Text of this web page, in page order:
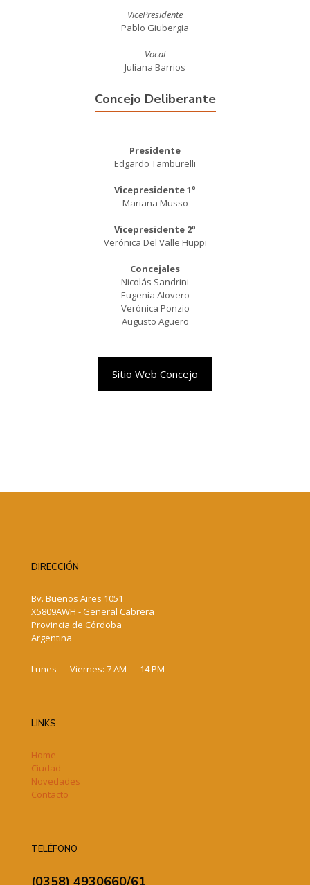
VicePresidente
Pablo Giubergia
Vocal
Juliana Barrios
Concejo Deliberante
Presidente
Edgardo Tamburelli
Vicepresidente 1º
Mariana Musso
Vicepresidente 2º
Verónica Del Valle Huppi
Concejales
Nicolás Sandrini
Eugenia Alovero
Verónica Ponzio
Augusto Aguero
Sitio Web Concejo
DIRECCIÓN
Bv. Buenos Aires 1051
X5809AWH - General Cabrera
Provincia de Córdoba
Argentina
Lunes — Viernes: 7 AM — 14 PM
LINKS
Home
Ciudad
Novedades
Contacto
TELÉFONO
(0358) 4930660/61